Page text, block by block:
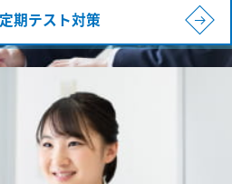
定期テスト対策